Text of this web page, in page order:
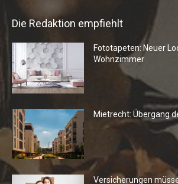
Die Redaktion empfiehlt
Fototapeten: Neuer
Wohnzimmer
Mietrecht: Übergang
Versicherungen